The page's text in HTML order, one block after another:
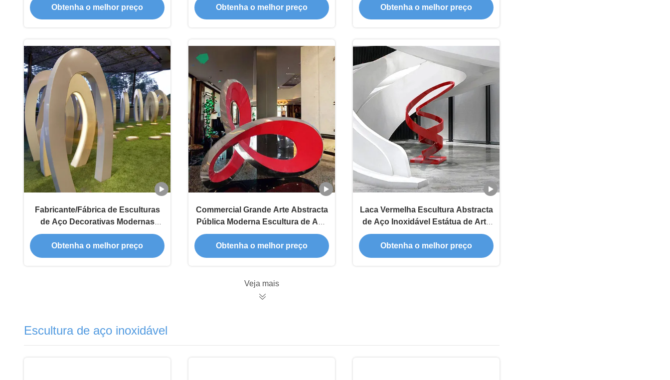
Obtenha o melhor preço
Branca
Obtenha o melhor preço
Obtenha o melhor preço
Fabricante/Fábrica de Esculturas
de Aço Decorativas Modernas
Públicas ao Ar Livre
Personalizadas
Obtenha o melhor preço
Commercial Grande Arte Abstracta
Pública Moderna Escultura de Aço
Inoxidável
Obtenha o melhor preço
Laca Vermelha Escultura Abstracta
de Aço Inoxidável Estátua de Arte
Moderna Para Escritório Hotel &
Decoração de Luxo
Obtenha o melhor preço
Veja mais
Escultura de aço inoxidável